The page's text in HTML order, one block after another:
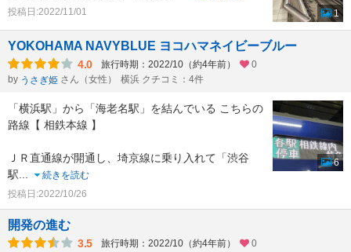
投稿日:2022/11/01
1
YOKOHAMA NAVYBLUE ヨコハマネイビーブルー
4.0 旅行時期：2022/10（約4年前）
0
by うさぎ姫 さん（女性） 横浜 クチコミ：4件
「横浜駅」から「海老名駅」を結んでいる こちらの
路線【 相鉄本線 】
ＪＲ直通線が開通し、埼京線に乗り入れて「渋谷
駅
続きを読む
投稿日:2022/10/26
6
開発の進む
3.5 旅行時期：2022/10（約4年前）
0